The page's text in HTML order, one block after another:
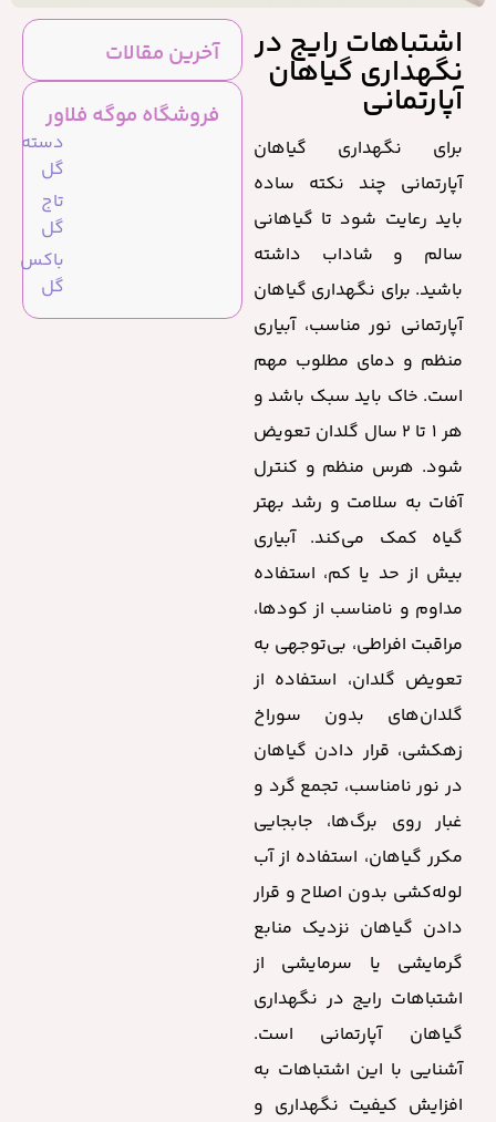
اشتباهات رایج در
نگهداری گیاهان
آپارتمانی
برای نگهداری گیاهان
آپارتمانی چند نکته ساده
باید رعایت شود تا گیاهانی
سالم و شاداب داشته
باشید. برای نگهداری گیاهان
آپارتمانی نور مناسب، آبیاری
منظم و دمای مطلوب مهم
است. خاک باید سبک باشد و
هر ۱ تا ۲ سال گلدان تعویض
شود. هرس منظم و کنترل
آفات به سلامت و رشد بهتر
گیاه کمک می‌کند. آبیاری
بیش از حد یا کم، استفاده
مداوم و نامناسب از کودها،
مراقبت افراطی، بی‌توجهی به
تعویض گلدان، استفاده از
گلدان‌های بدون سوراخ
زهکشی، قرار دادن گیاهان
در نور نامناسب، تجمع گرد و
غبار روی برگ‌ها، جابجایی
مکرر گیاهان، استفاده از آب
لوله‌کشی بدون اصلاح و قرار
دادن گیاهان نزدیک منابع
گرمایشی یا سرمایشی از
اشتباهات رایج در نگهداری
گیاهان آپارتمانی است.
آشنایی با این اشتباهات به
افزایش کیفیت نگهداری و
آخرین مقالات
فروشگاه موگه فلاور
دسته
گل
تاج
گل
باکس
گل